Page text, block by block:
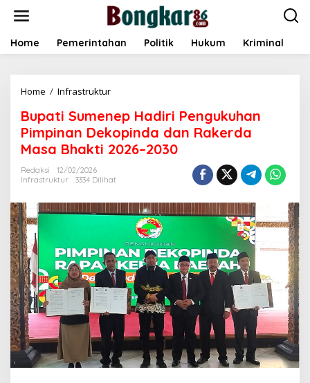
t
Home Pemerintahan Politik Hukum Kriminal
Home / Infrastruktur
p
a
t
i
u
e
n
H
a
d
i
i
P
e
n
g
Bupati Sumenep Hadiri Pengukuhan
Pimpinan Dekopinda dan Rakerda
Masa Bhakti 2026–2030
Redaksi
12/02/2026
Infrastruktur
3334 Dilihat